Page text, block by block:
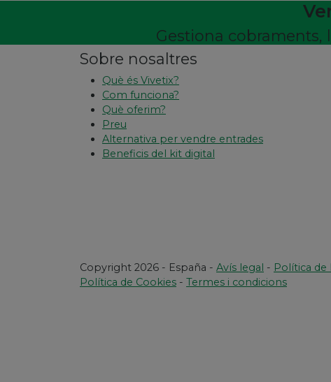
Gestiona
Sobre nosaltres
Què és Vivetix?
Com funciona?
Què oferim?
Preu
Alternativa per vendre entrades
Beneficis del kit digital
Copyright 2026 - España - Avís legal - Política de
Política de Cookies - Termes i condicions